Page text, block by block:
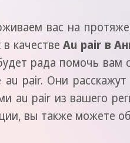
вас на
качествеAu pair в
рада помочь
au pair. Они
au pair из вашего
вы также можете